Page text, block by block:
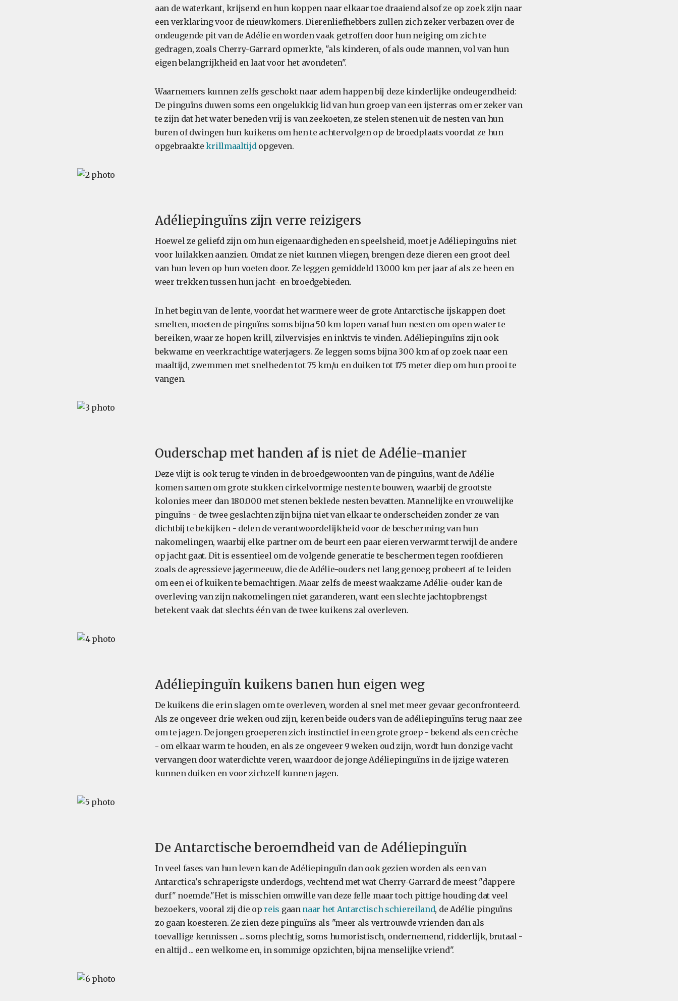
aan de waterkant, krijsend en hun koppen naar elkaar toe draaiend alsof ze op zoek zijn naar
een verklaring voor de nieuwkomers. Dierenliefhebbers zullen zich zeker verbazen over de
ondeugende pit van de Adélie en worden vaak getroffen door hun neiging om zich te
gedragen, zoals Cherry-Garrard opmerkte, "als kinderen, of als oude mannen, vol van hun
eigen belangrijkheid en laat voor het avondeten".
Waarnemers kunnen zelfs geschokt naar adem happen bij deze kinderlijke ondeugendheid:
De pinguïns duwen soms een ongelukkig lid van hun groep van een ijsterras om er zeker van
te zijn dat het water beneden vrij is van zeekoeten, ze stelen stenen uit de nesten van hun
buren of dwingen hun kuikens om hen te achtervolgen op de broedplaats voordat ze hun
opgebraaktekrillmaaltijdopgeven.
Adéliepinguïns zijn verre reizigers
Hoewel ze geliefd zijn om hun eigenaardigheden en speelsheid, moet je Adéliepinguïns niet
voor luilakken aanzien. Omdat ze niet kunnen vliegen, brengen deze dieren een groot deel
van hun leven op hun voeten door. Ze leggen gemiddeld 13.000 km per jaar af als ze heen en
weer trekken tussen hun jacht- en broedgebieden.
In het begin van de lente, voordat het warmere weer de grote Antarctische ijskappen doet
smelten, moeten de pinguïns soms bijna 50 km lopen vanaf hun nesten om open water te
bereiken, waar ze hopen krill, zilvervisjes en inktvis te vinden. Adéliepinguïns zijn ook
bekwame en veerkrachtige waterjagers. Ze leggen soms bijna 300 km af op zoek naar een
maaltijd, zwemmen met snelheden tot 75 km/u en duiken tot 175 meter diep om hun prooi te
vangen.
Ouderschap met handen af is niet de Adélie-manier
Deze vlijt is ook terug te vinden in de broedgewoonten van de pinguïns, want de Adélie
komen samen om grote stukken cirkelvormige nesten te bouwen, waarbij de grootste
kolonies meer dan 180.000 met stenen beklede nesten bevatten. Mannelijke en vrouwelijke
pinguïns - de twee geslachten zijn bijna niet van elkaar te onderscheiden zonder ze van
dichtbij te bekijken - delen de verantwoordelijkheid voor de bescherming van hun
nakomelingen, waarbij elke partner om de beurt een paar eieren verwarmt terwijl de andere
op jacht gaat. Dit is essentieel om de volgende generatie te beschermen tegen roofdieren
zoals de agressieve jagermeeuw, die de Adélie-ouders net lang genoeg probeert af te leiden
om een ei of kuiken te bemachtigen. Maar zelfs de meest waakzame Adélie-ouder kan de
overleving van zijn nakomelingen niet garanderen, want een slechte jachtopbrengst
betekent vaak dat slechts één van de twee kuikens zal overleven.
Adéliepinguïn kuikens banen hun eigen weg
De kuikens die erin slagen om te overleven, worden al snel met meer gevaar geconfronteerd.
Als ze ongeveer drie weken oud zijn, keren beide ouders van de adéliepinguïns terug naar zee
om te jagen. De jongen groeperen zich instinctief in een grote groep - bekend als een crèche
- om elkaar warm te houden, en als ze ongeveer 9 weken oud zijn, wordt hun donzige vacht
vervangen door waterdichte veren, waardoor de jonge Adéliepinguïns in de ijzige wateren
kunnen duiken en voor zichzelf kunnen jagen.
De Antarctische beroemdheid van de Adéliepinguïn
In veel fases van hun leven kan de Adéliepinguïn dan ook gezien worden als een van
Antarctica's schraperigste underdogs, vechtend met wat Cherry-Garrard de meest "dappere
durf" noemde."Het is misschien omwille van deze felle maar toch pittige houding dat veel
bezoekers, vooral zij die opreis gaan naar het Antarctisch schiereiland, de Adélie pinguïns
zo gaan koesteren. Ze zien deze pinguïns als "meer als vertrouwde vrienden dan als
toevallige kennissen ... soms plechtig, soms humoristisch, ondernemend, ridderlijk, brutaal -
en altijd ... een welkome en, in sommige opzichten, bijna menselijke vriend".